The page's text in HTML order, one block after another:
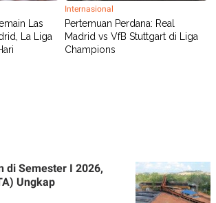
Las
La Liga
Internasional
Pertemuan Perdana: Real
Madrid vs VfB Stuttgart di Liga
Champions
di Semester I 2026,
Ungkap